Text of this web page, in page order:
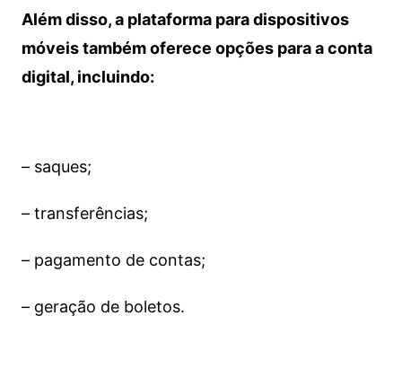
Além disso, a plataforma para dispositivos
móveis também oferece opções para a conta
digital, incluindo:
– saques;
– transferências;
– pagamento de contas;
– geração de boletos.